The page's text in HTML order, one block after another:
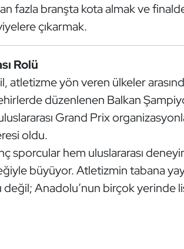
fazla branşta kota almak ve
çıkarmak.
Rolü
atletizme yön veren ülkeler
düzenlenen Balkan
Grand Prix
oldu.
sporcular hem uluslararası
büyüyor. Atletizmin tabana
değil; Anadolu’nun birçok yerinde